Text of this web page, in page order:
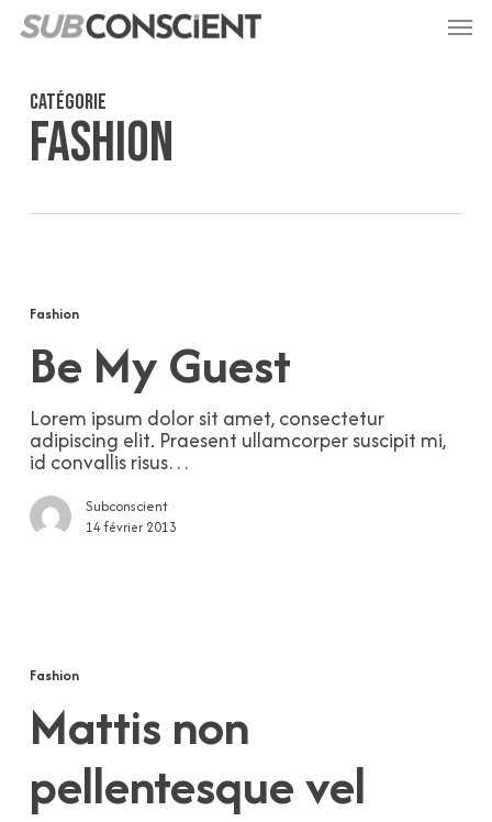
Passer
au
Menu
Catégorie
Fashion
Guest
Fashion
Be My Guest
Lorem ipsum dolor sit amet, consectetur
adipiscing elit. Praesent ullamcorper suscipit mi,
id convallis risus…
Subconscient
14 février 2013
pellentesque
Fashion
Mattis non
pellentesque vel